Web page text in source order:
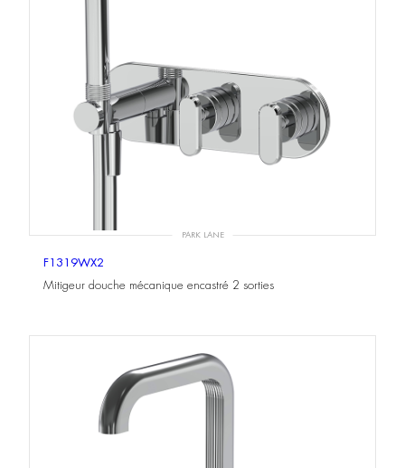
PARK LANE
F1319WX2
Mitigeur douche mécanique encastré 2 sorties